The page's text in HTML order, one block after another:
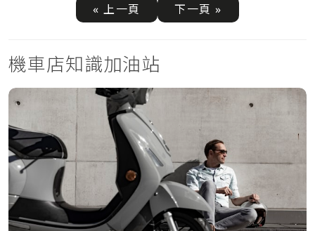
« 上一頁 下一頁 »
機車店知識加油站